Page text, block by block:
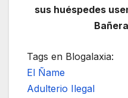
sus huéspedes
Tags en Blogalaxia:
El Ñame
Adulterio Ilegal